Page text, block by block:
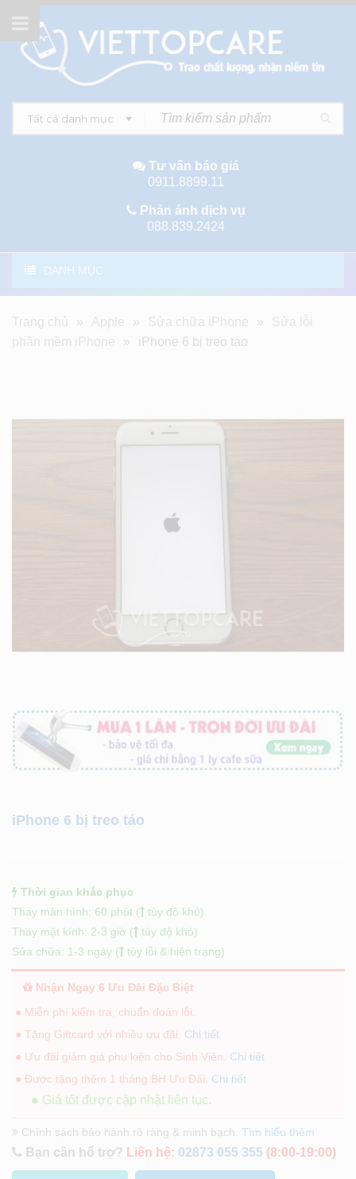
Tất cả danh mục
Tư vấn báo giá
0911.8899.11
Phản ánh dịch vụ
088.839.2424
DANH MỤC
Trang chủ » Apple » Sửa chữa iPhone »
Sửa lỗi
phần mềm iPhone
» iPhone 6 bị treo táo
iPhone 6 bị treo táo
Thời gian khắc phục
Thay màn hình: 60 phút (
tùy độ khó)
Thay mặt kính: 2-3 giờ (
tùy độ khó)
Sửa chữa: 1-3 ngày (
tùy lỗi & hiện trạng)
Nhận Ngay 6 Ưu Đãi Đặc Biệt
● Miễn phí kiểm tra, chuẩn đoán lỗi.
● Tặng Giftcard với nhiều ưu đãi. Chi tiết
● Ưu đãi giảm giá phụ kiện cho Sinh Viên. Chi tiết
● Được tặng thêm 1 tháng BH Ưu Đãi. Chi tiết
● Giá tốt được cập nhật liên tục.
Chính sách bảo hành rõ ràng & minh bạch. Tìm hiểu thêm
Bạn cần hổ trợ? Liên hệ: 02873 055 355 (8:00-19:00)